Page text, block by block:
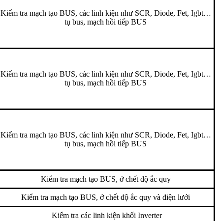
Kiểm tra mạch tạo BUS, các linh kiện như SCR, Diode, Fet, Igbt…
tụ bus, mạch hồi tiếp BUS
Kiểm tra mạch tạo BUS, các linh kiện như SCR, Diode, Fet, Igbt…
tụ bus, mạch hồi tiếp BUS
Kiểm tra mạch tạo BUS, các linh kiện như SCR, Diode, Fet, Igbt…
tụ bus, mạch hồi tiếp BUS
Kiểm tra mạch tạo BUS, ở chết độ ắc quy
Kiểm tra mạch tạo BUS, ở chết độ ắc quy và điện lưới
Kiểm tra các linh kiện khối Inverter